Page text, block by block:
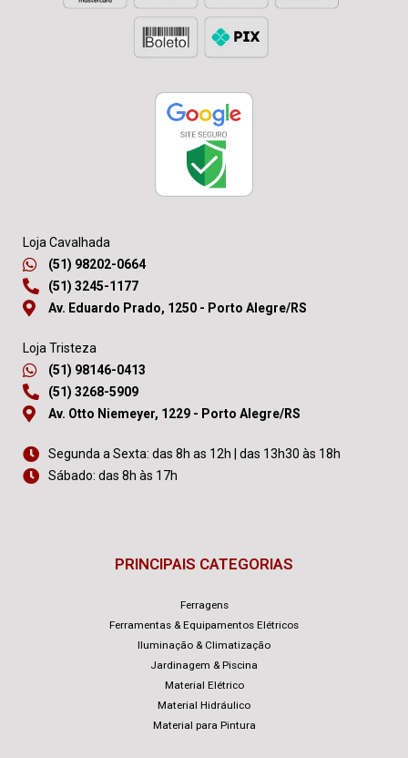
Loja Cavalhada
(51) 98202-0664
(51) 3245-1177
Av. Eduardo Prado, 1250 - Porto Alegre/RS
Loja Tristeza
(51) 98146-0413
(51) 3268-5909
Av. Otto Niemeyer, 1229 - Porto Alegre/RS
Segunda a Sexta: das 8h as 12h | das 13h30 às 18h
Sábado: das 8h às 17h
PRINCIPAIS CATEGORIAS
Ferragens
Ferramentas & Equipamentos Elétricos
Iluminação & Climatização
Jardinagem & Piscina
Material Elétrico
Material Hidráulico
Material para Pintura